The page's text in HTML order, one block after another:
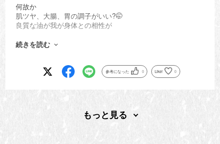
何故か
肌ツヤ、大腸、胃の調子がいい?🤭
良質な油が我が身体との相性が
いい意味で思い込んでいます
続きを読む
参考になった 0 Like! 0
もっと見る